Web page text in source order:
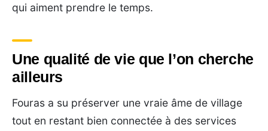
qui aiment prendre le temps.
Une qualité de vie que l’on cherche
ailleurs
Fouras a su préserver une vraie âme de village
tout en restant bien connectée à des services